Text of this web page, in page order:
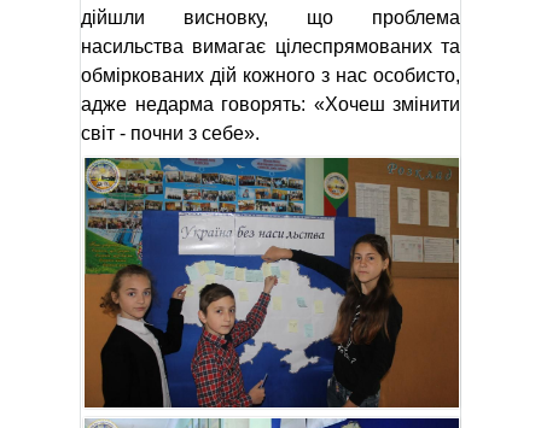
дійшли висновку, що проблема
насильства вимагає цілеспрямованих та
обміркованих дій кожного з нас особисто,
адже недарма говорять: «Хочеш змінити
світ - почни з себе».